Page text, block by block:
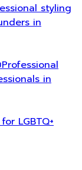
styling
in
Professional
in
LGBTQ+